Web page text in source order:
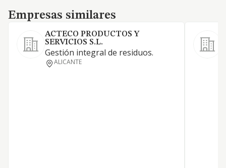
Empresas similares
Empresas similares
ACTECO PRODUCTOS Y
SERVICIOS S.L.
Gestión integral de residuos.
ALICANTE